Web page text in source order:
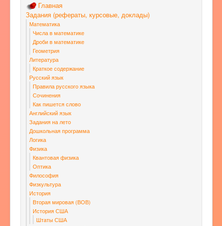
Главная
Задания (рефераты, курсовые, доклады)
Математика
Числа в математике
Дроби в математике
Геометрия
Литература
Краткое содержание
Русский язык
Правила русского языка
Сочинения
Как пишется слово
Английский язык
Задания на лето
Дошкольная программа
Логика
Физика
Квантовая физика
Оптика
Философия
Физкультура
История
Вторая мировая (ВОВ)
История США
Штаты США